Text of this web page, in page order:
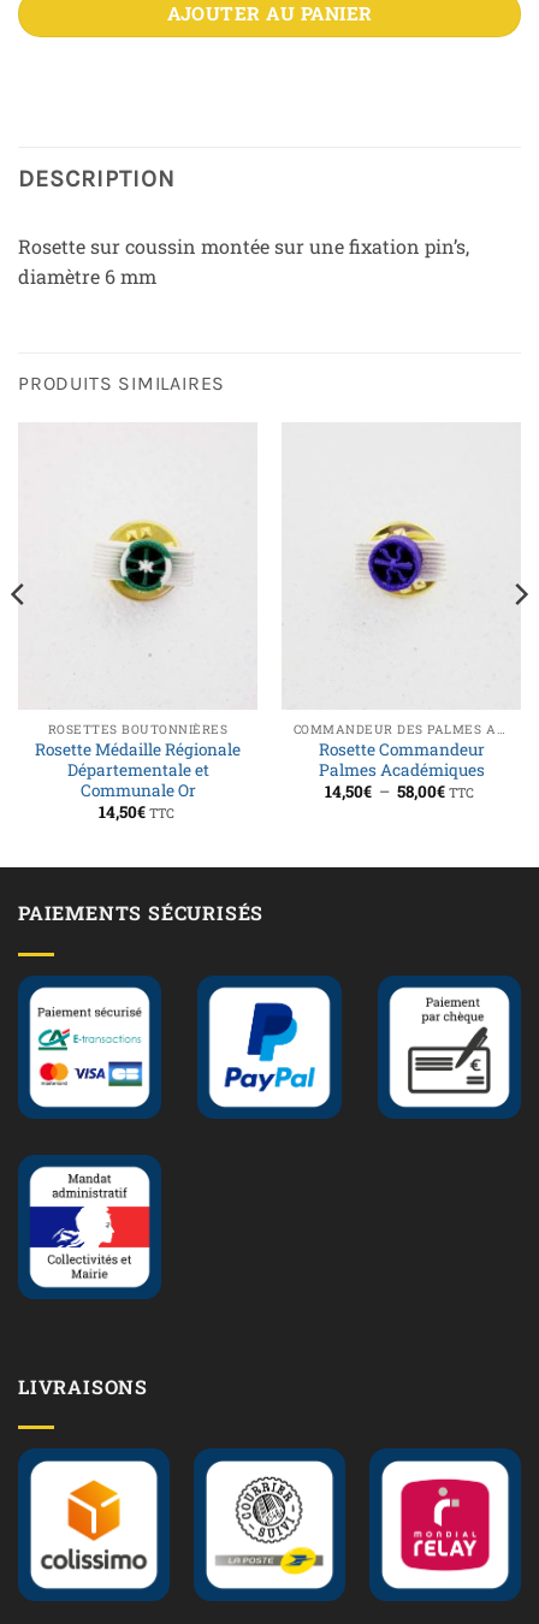
AJOUTER AU PANIER
DESCRIPTION
Rosette sur coussin montée sur une fixation pin’s,
diamètre 6 mm
PRODUITS SIMILAIRES
ROSETTES BOUTONNIÈRES
Rosette Médaille Régionale
Départementale et
Communale Or
14,50€ TTC
COMMANDEUR DES PALMES ACADÉMIQUES
Rosette Commandeur
Palmes Académiques
14,50€ – 58,00€Plage
58,00€
TTC
PAIEMENTS SÉCURISÉS
LIVRAISONS